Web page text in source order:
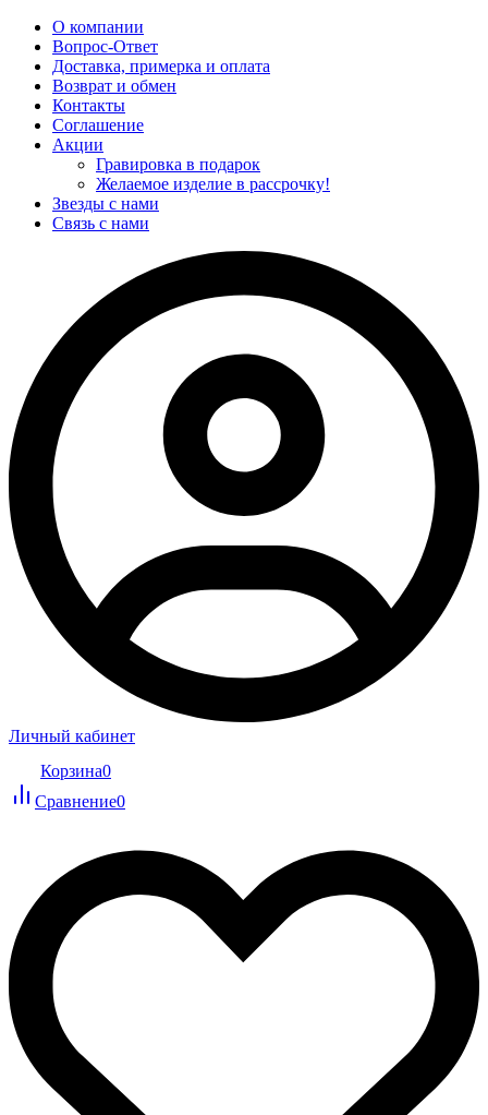
О компании
Вопрос-Ответ
Доставка, примерка и оплата
Возврат и обмен
Контакты
Соглашение
Акции
Гравировка в подарок
Желаемое изделие в рассрочку!
Звезды с нами
Связь с нами
Личный кабинет
Корзина0
Сравнение0